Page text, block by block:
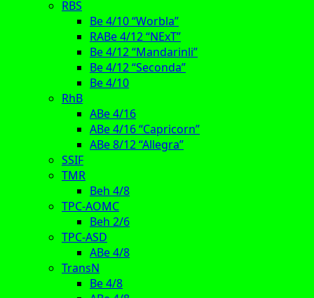
RBS
Be 4/10 “Worbla”
RABe 4/12 “NExT”
Be 4/12 “Mandarinli”
Be 4/12 “Seconda”
Be 4/10
RhB
ABe 4/16
ABe 4/16 “Capricorn”
ABe 8/12 “Allegra”
SSIF
TMR
Beh 4/8
TPC-AOMC
Beh 2/6
TPC-ASD
ABe 4/8
TransN
Be 4/8